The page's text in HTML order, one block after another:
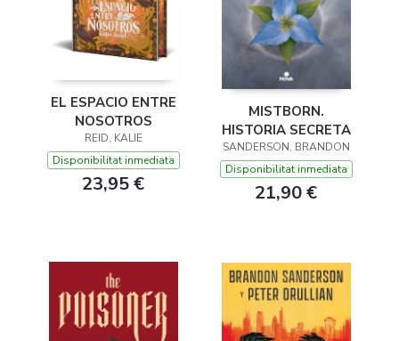
EL ESPACIO ENTRE
NOSOTROS
REID, KALIE
Disponibilitat inmediata
23,95 €
MISTBORN.
HISTORIA SECRETA
SANDERSON, BRANDON
Disponibilitat inmediata
21,90 €